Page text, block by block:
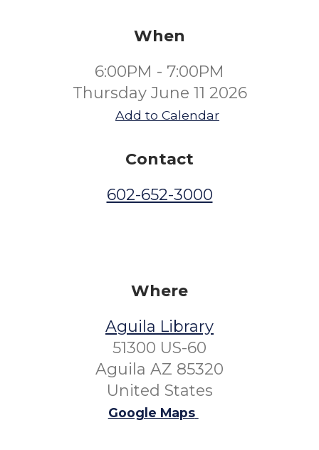
When
6:00PM - 7:00PM
Thursday June 11 2026
Add to Calendar
Contact
602-652-3000
Where
Aguila Library
51300 US-60
Aguila AZ 85320
United States
Google Maps